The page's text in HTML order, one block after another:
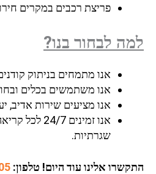
פריצת רכבים במקרים
למה לבחור בנו?
אנו מתמחים בניתוק
אנו משתמשים בכלים
אנו מציעים שירות אדיב,
אנו זמינים
שגרתיות.
התקשרו אלינו עוד היום! טלפון: